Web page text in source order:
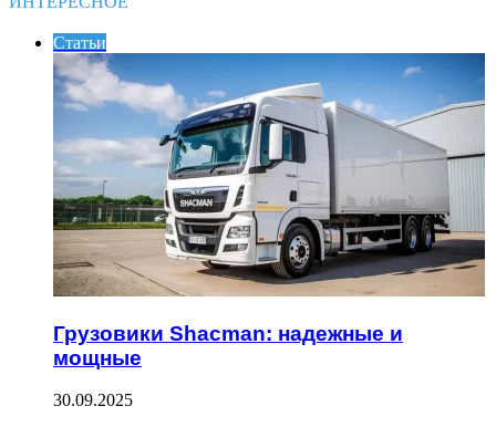
Статьи
Грузовики Shacman: надежные и
мощные
30.09.2025